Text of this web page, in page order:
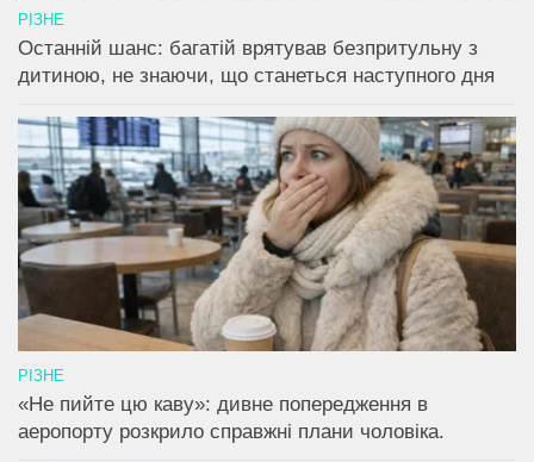
РІЗНЕ
Останній шанс: багатій врятував безпритульну з
дитиною, не знаючи, що станеться наступного дня
РІЗНЕ
«Не пийте цю каву»: дивне попередження в
аеропорту розкрило справжні плани чоловіка.